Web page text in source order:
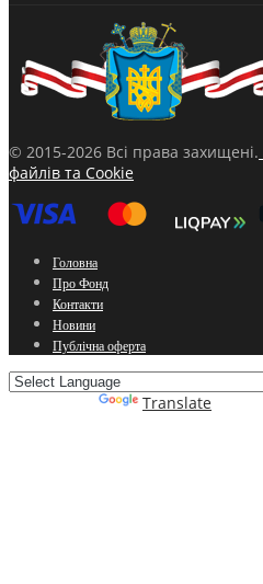
© 2015-2026 Всі права захищені.
файлів та Cookie
Головна
Про Фонд
Контакти
Новини
Публічна оферта
Translate